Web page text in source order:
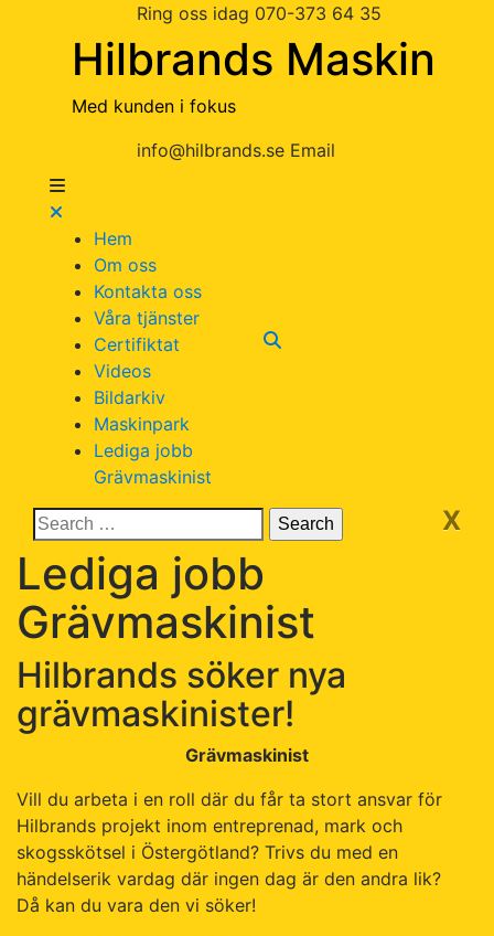
Ring oss idag 070-373 64 35
Hilbrands Maskin
Med kunden i fokus
info@hilbrands.se Email
Hem
Om oss
Kontakta oss
Våra tjänster
Certifiktat
Videos
Bildarkiv
Maskinpark
Lediga jobb
Grävmaskinist
X
Lediga jobb
Grävmaskinist
Hilbrands söker nya
grävmaskinister!
Grävmaskinist
Vill du arbeta i en roll där du får ta stort ansvar för
Hilbrands projekt inom entreprenad, mark och
skogsskötsel i Östergötland? Trivs du med en
händelserik vardag där ingen dag är den andra lik?
Då kan du vara den vi söker!